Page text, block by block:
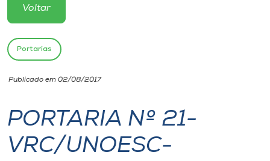
Portal de Ensino
Unoesc
Internacionalização
I.nova
Voltar
Portarias
Publicado em 02/08/2017
PORTARIA Nº 21-
VRC/UNOESC-